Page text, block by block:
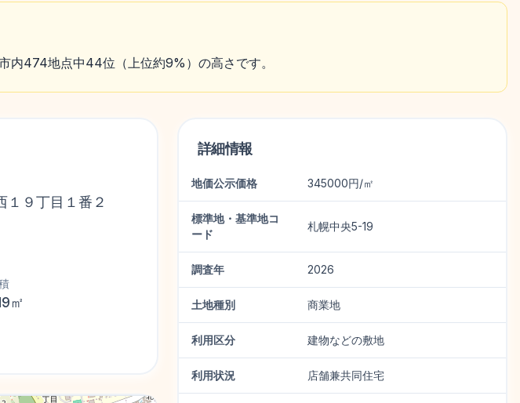
内474地点中44位（上位約9%）の高さです。
１９丁目１番２
㎡
詳細情報
地価公示価格 345000円/㎡
標準地・基準地コ
ード
札幌中央5-19
調査年 2026
土地種別 商業地
利用区分 建物などの敷地
利用状況 店舗兼共同住宅